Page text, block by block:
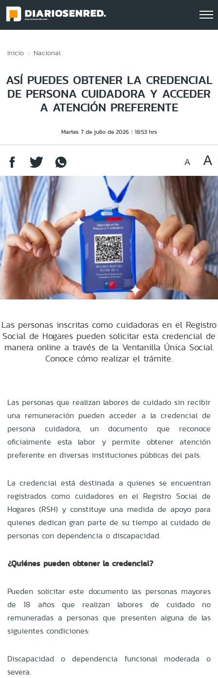
Inicio Nacional
ASÍ PUEDES OBTENER LA CREDENCIAL
DE PERSONA CUIDADORA Y ACCEDER
A ATENCIÓN PREFERENTE
Martes 7 de julio de 2026 18:53 hrs
Las personas inscritas como cuidadoras en el Registro
Social de Hogares pueden solicitar esta credencial de
manera online a través de la Ventanilla Única Social.
Conoce cómo realizar el trámite.
Las personas que realizan labores de cuidado sin recibir
una remuneración pueden acceder a la credencial de
persona cuidadora, un documento que reconoce
oficialmente esta labor y permite obtener atención
preferente en diversas instituciones públicas del país.
La credencial está destinada a quienes se encuentran
registrados como cuidadores en el Registro Social de
Hogares (RSH) y constituye una medida de apoyo para
quienes dedican gran parte de su tiempo al cuidado de
personas con dependencia o discapacidad.
¿Quiénes pueden obtener la credencial?
Pueden solicitar este documento las personas mayores
de 18 años que realizan labores de cuidado no
remuneradas a personas que presenten alguna de las
siguientes condiciones:
Discapacidad o dependencia funcional moderada o
severa.